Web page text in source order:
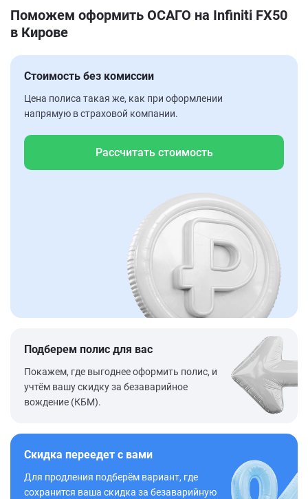
Поможем оформить ОСАГО на Infiniti FX50
в Кирове
Стоимость без комиссии
Цена полиса такая же, как при оформлении
напрямую в страховой компании.
Рассчитать стоимость
Подберем полис для вас
Покажем, где выгоднее оформить полис, и
учтём вашу скидку за безаварийное
вождение (КБМ).
Скидка переедет с вами
Для продления подберём вариант, где
сохранится ваша скидка за безаварийную